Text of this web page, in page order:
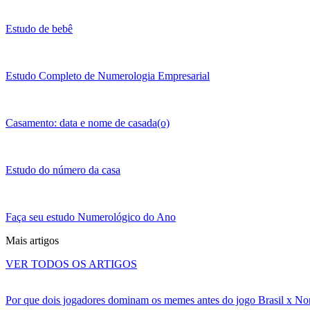
Estudo de bebê
Estudo Completo de Numerologia Empresarial
Casamento: data e nome de casada(o)
Estudo do número da casa
Faça seu estudo Numerológico do Ano
Mais artigos
VER TODOS OS ARTIGOS
Por que dois jogadores dominam os memes antes do jogo Brasil x